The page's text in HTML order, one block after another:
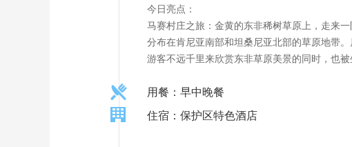
今日亮点：
马赛村庄之旅：金黄的东非稀树草原上，走来
分布在肯尼亚南部和坦桑尼亚北部的草原地带
游客不远千里来欣赏东非草原美景的同时，也
用餐：早中晚餐
住宿：保护区特色酒店